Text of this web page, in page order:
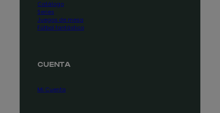
Catálogo
Series
Juegos de mesa
Fútbol fantástico
CUENTA
Mi Cuenta